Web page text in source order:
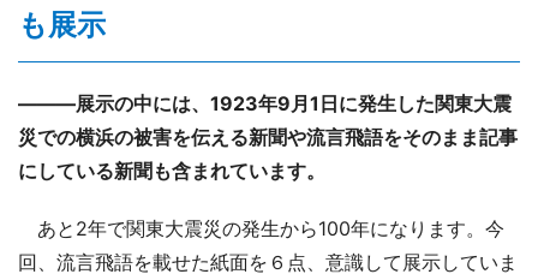
も展示
―――展示の中には、1923年9月1日に発生した関東大震
災での横浜の被害を伝える新聞や流言飛語をそのまま記事
にしている新聞も含まれています。
あと2年で関東大震災の発生から100年になります。今
回、流言飛語を載せた紙面を６点、意識して展示していま